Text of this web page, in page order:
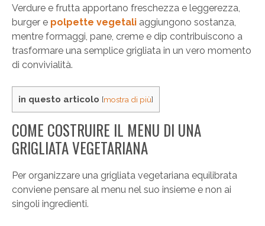
Verdure e frutta apportano freschezza e leggerezza,
burger e polpette vegetali aggiungono sostanza,
mentre formaggi, pane, creme e dip contribuiscono a
trasformare una semplice grigliata in un vero momento
di convivialità.
in questo articolo [mostra di più]
COME COSTRUIRE IL MENU DI UNA
GRIGLIATA VEGETARIANA
Per organizzare una grigliata vegetariana equilibrata
conviene pensare al menu nel suo insieme e non ai
singoli ingredienti.